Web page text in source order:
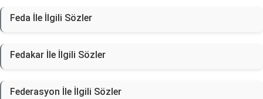
Feda İle İlgili Sözler
Fedakar İle İlgili Sözler
Federasyon İle İlgili Sözler